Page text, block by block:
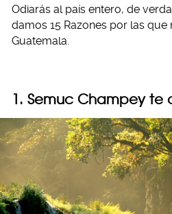
Odiarás al país entero, de
damos 15 Razones por las que
Guatemala.
1. Semuc Champey